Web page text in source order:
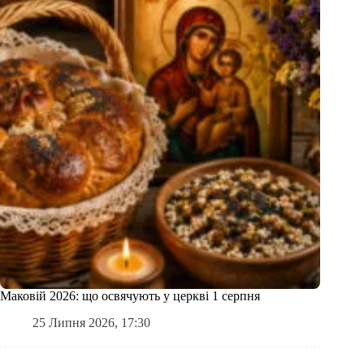
Маковій 2026: що освячують у церкві 1 серпня
25 Липня 2026, 17:30